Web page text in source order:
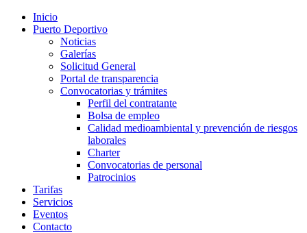
Inicio
Puerto Deportivo
Noticias
Galerías
Solicitud General
Portal de transparencia
Convocatorias y trámites
Perfil del contratante
Bolsa de empleo
Calidad medioambiental y prevención de riesgos
laborales
Charter
Convocatorias de personal
Patrocinios
Tarifas
Servicios
Eventos
Contacto